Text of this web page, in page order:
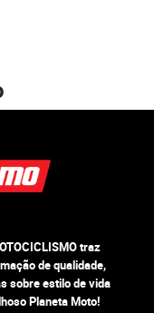
traz
de qualidade,
sobre estilo de vida
Planeta Moto!